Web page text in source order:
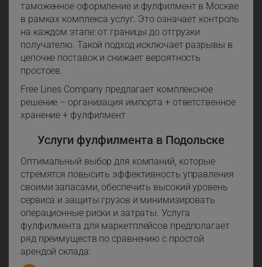
таможенное оформление и фулфилмент в Москве
в рамках комплекса услуг. Это означает контроль
на каждом этапе: от границы до отгрузки
получателю. Такой подход исключает разрывы в
цепочке поставок и снижает вероятность
простоев.
Free Lines Company предлагает комплексное
решение – организация импорта + ответственное
хранение + фулфилмент
Услуги фулфилмента в Подольске
Оптимальный выбор для компаний, которые
стремятся повысить эффективность управления
своими запасами, обеспечить высокий уровень
сервиса и защиты грузов и минимизировать
операционные риски и затраты. Услуга
фулфилмента для маркетплейсов предполагает
ряд преимуществ по сравнению с простой
арендой склада: